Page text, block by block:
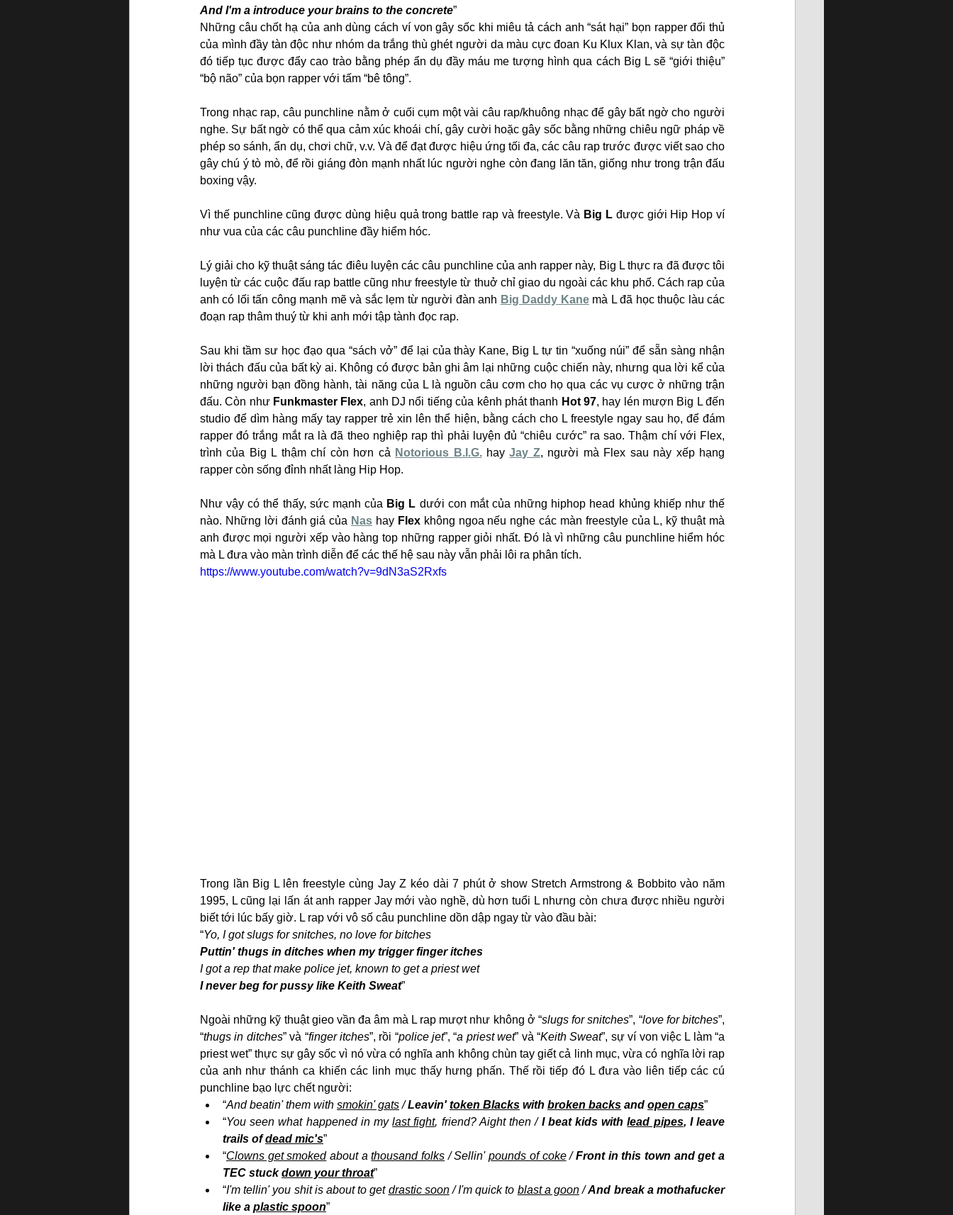
And I'm a introduce your brains to the concrete”
Những câu chốt hạ của anh dùng cách ví von gây sốc khi miêu tả cách anh “sát hại” bọn rapper đối thủ
của mình đầy tàn độc như nhóm da trắng thù ghét người da màu cực đoan Ku Klux Klan, và sự tàn độc
đó tiếp tục được đẩy cao trào bằng phép ẩn dụ đầy máu me tượng hình qua cách Big L sẽ “giới thiệu”
“bộ não” của bọn rapper với tấm “bê tông”.
Trong nhạc rap, câu punchline nằm ở cuối cụm một vài câu rap/khuông nhạc để gây bất ngờ cho người
nghe. Sự bất ngờ có thể qua cảm xúc khoái chí, gây cười hoặc gây sốc bằng những chiêu ngữ pháp về
phép so sánh, ẩn dụ, chơi chữ, v.v. Và để đạt được hiệu ứng tối đa, các câu rap trước được viết sao cho
gây chú ý tò mò, để rồi giáng đòn mạnh nhất lúc người nghe còn đang lăn tăn, giống như trong trận đấu
boxing vậy.
Vì thế punchline cũng được dùng hiệu quả trong battle rap và freestyle. Và Big L được giới Hip Hop ví
như vua của các câu punchline đầy hiểm hóc.
Lý giải cho kỹ thuật sáng tác điêu luyện các câu punchline của anh rapper này, Big L thực ra đã được tôi
luyện từ các cuộc đấu rap battle cũng như freestyle từ thuở chỉ giao du ngoài các khu phố. Cách rap của
anh có lối tấn công mạnh mẽ và sắc lẹm từ người đàn anh Big Daddy Kane mà L đã học thuộc làu các
đoạn rap thâm thuý từ khi anh mới tập tành đọc rap.
Sau khi tầm sư học đạo qua “sách vở” để lại của thày Kane, Big L tự tin “xuống núi” để sẵn sàng nhận
lời thách đấu của bất kỳ ai. Không có được bản ghi âm lại những cuộc chiến này, nhưng qua lời kể của
những người bạn đồng hành, tài năng của L là nguồn câu cơm cho họ qua các vụ cược ở những trận
đấu. Còn như Funkmaster Flex, anh DJ nổi tiếng của kênh phát thanh Hot 97, hay lén mượn Big L đến
studio để dìm hàng mấy tay rapper trẻ xin lên thể hiện, bằng cách cho L freestyle ngay sau họ, để đám
rapper đó trắng mắt ra là đã theo nghiệp rap thì phải luyện đủ “chiêu cước” ra sao. Thậm chí với Flex,
trình của Big L thậm chí còn hơn cả Notorious B.I.G. hay Jay Z, người mà Flex sau này xếp hạng
rapper còn sống đỉnh nhất làng Hip Hop.
Như vậy có thể thấy, sức mạnh của Big L dưới con mắt của những hiphop head khủng khiếp như thế
nào. Những lời đánh giá của Nas hay Flex không ngoa nếu nghe các màn freestyle của L, kỹ thuật mà
anh được mọi người xếp vào hàng top những rapper giỏi nhất. Đó là vì những câu punchline hiểm hóc
mà L đưa vào màn trình diễn để các thế hệ sau này vẫn phải lôi ra phân tích.
https://www.youtube.com/watch?v=9dN3aS2Rxfs
Trong lần Big L lên freestyle cùng Jay Z kéo dài 7 phút ở show Stretch Armstrong & Bobbito vào năm
1995, L cũng lại lấn át anh rapper Jay mới vào nghề, dù hơn tuổi L nhưng còn chưa được nhiều người
biết tới lúc bấy giờ. L rap với vô số câu punchline dồn dập ngay từ vào đầu bài:
“Yo, I got slugs for snitches, no love for bitches
Puttin' thugs in ditches when my trigger finger itches
I got a rep that make police jet, known to get a priest wet
I never beg for pussy like Keith Sweat”
Ngoài những kỹ thuật gieo vần đa âm mà L rap mượt như không ở “slugs for snitches”, “love for bitches”,
“thugs in ditches” và “finger itches”, rồi “police jet”, “a priest wet” và “Keith Sweat”, sự ví von việc L làm “a
priest wet” thực sự gây sốc vì nó vừa có nghĩa anh không chùn tay giết cả linh mục, vừa có nghĩa lời rap
của anh như thánh ca khiến các linh mục thấy hưng phấn. Thế rồi tiếp đó L đưa vào liên tiếp các cú
punchline bạo lực chết người:
“And beatin' them with smokin' gats / Leavin' token Blacks with broken backs and open caps”
“You seen what happened in my last fight, friend? Aight then / I beat kids with lead pipes, I leave
trails of dead mic's”
“Clowns get smoked about a thousand folks / Sellin' pounds of coke / Front in this town and get a
TEC stuck down your throat”
“I'm tellin' you shit is about to get drastic soon / I'm quick to blast a goon / And break a mothafucker
like a plastic spoon”